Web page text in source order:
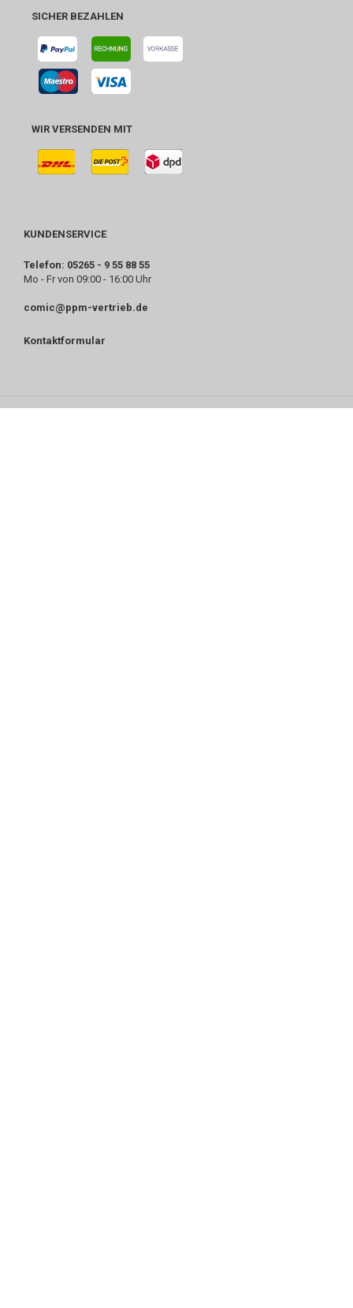
SICHER BEZAHLEN
WIR VERSENDEN MIT
KUNDENSERVICE
Telefon: 05265 - 9 55 88 55
Mo - Fr von 09:00 - 16:00 Uhr
comic@ppm-vertrieb.de
Kontaktformular